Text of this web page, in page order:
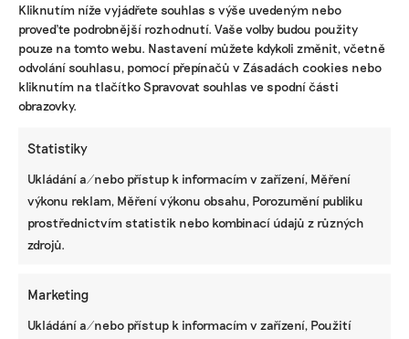
Kliknutím níže vyjádřete souhlas s výše uvedeným nebo
proveďte podrobnější rozhodnutí. Vaše volby budou použity
pouze na tomto webu. Nastavení můžete kdykoli změnit, včetně
odvolání souhlasu, pomocí přepínačů v Zásadách cookies nebo
kliknutím na tlačítko Spravovat souhlas ve spodní části
obrazovky.
Statistiky
Ukládání a/nebo přístup k informacím v zařízení, Měření
výkonu reklam, Měření výkonu obsahu, Porozumění publiku
prostřednictvím statistik nebo kombinací údajů z různých
zdrojů.
Marketing
Ukládání a/nebo přístup k informacím v zařízení, Použití
Udržitelnost, umění i komunitní sdílení.
Festival Týká se to také tebe v Uherském
Hradišti startuje tento týden
způsob, jak řídit firmu do budoucna a zvyšovat
její hodnotu, říká expertka